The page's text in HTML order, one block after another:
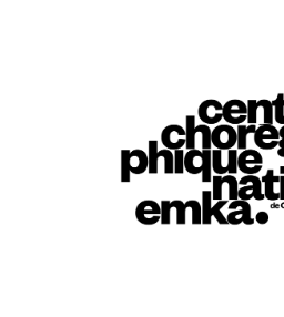
MODALITÉS D’INSCRIPTION
- La présence sur les 5 jours
indispensable.
- Le workshop est
danseur.ses amateur.ices